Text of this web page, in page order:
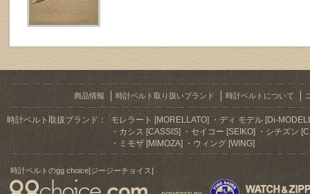
商品情報 時計ベルト取り扱いブランド 時計ベルトについて
時計ベルト取扱ブランド： モレラート [MORELLATO]
ディ モデル [Di-
カシス [CASSIS]
セイコー [SEIKO]
シチズン
ミモザ [MIMOZA]
ウィング [WING]
時計ベルトのgg choice[ジージーチョイス]